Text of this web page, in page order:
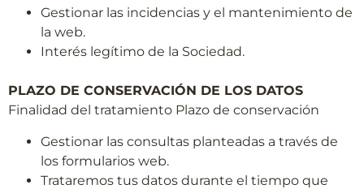
Gestionar las incidencias y el mantenimiento de
la web.
Interés legítimo de la Sociedad.
PLAZO DE CONSERVACIÓN DE LOS DATOS
Finalidad del tratamiento Plazo de conservación
Gestionar las consultas planteadas a través de
los formularios web.
Trataremos tus datos durante el tiempo que